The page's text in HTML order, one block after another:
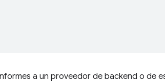
a un proveedor de backend o de